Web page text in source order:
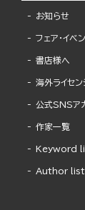
お知らせ
フェア・イベ
書店様へ
海外ライセン
公式SNSア
作家一覧
Keyword
Author list